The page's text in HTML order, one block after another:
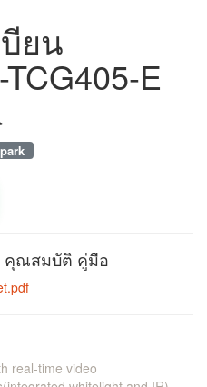
ยน
E
คุณสมบัติ คู่มือ
real-time video